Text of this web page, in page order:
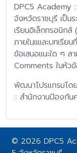
DPC5 Academy
จังหวัดราชบุรี เป็น
เรียนอิเล็กทรอนิก
ภายในแและบทเรีย
ข้อเสนอแนะใด ๆ
Comments ในหัว
พัฒนาโปรแกรมโด
:: สำนักงานป้องกั
© 2026 DPC5